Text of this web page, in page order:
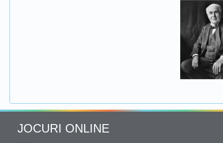
JOCURI ONLINE